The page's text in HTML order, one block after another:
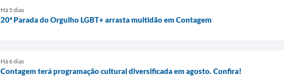
Há 5 dias
20ª Parada do Orgulho LGBT+ arrasta multidão em Contagem
Há 6 dias
Contagem terá programação cultural diversificada em agosto. Confira!